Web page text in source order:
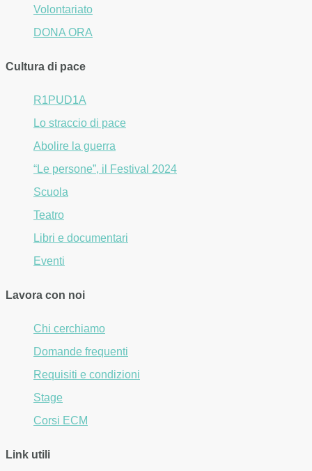
Volontariato
DONA ORA
Cultura di pace
R1PUD1A
Lo straccio di pace
Abolire la guerra
“Le persone”, il Festival 2024
Scuola
Teatro
Libri e documentari
Eventi
Lavora con noi
Chi cerchiamo
Domande frequenti
Requisiti e condizioni
Stage
Corsi ECM
Link utili